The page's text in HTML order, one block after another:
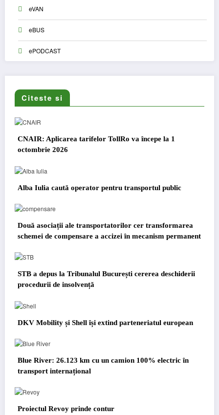
eVAN
eBUS
ePODCAST
Citeste si
CNAIR: Aplicarea tarifelor TollRo va începe la 1
octombrie 2026
Alba Iulia caută operator pentru transportul public
Două asociații ale transportatorilor cer transformarea
schemei de compensare a accizei în mecanism permanent
STB a depus la Tribunalul București cererea deschiderii
procedurii de insolvență
DKV Mobility și Shell își extind parteneriatul european
Blue River: 26.123 km cu un camion 100% electric în
transport internațional
Proiectul Revoy prinde contur